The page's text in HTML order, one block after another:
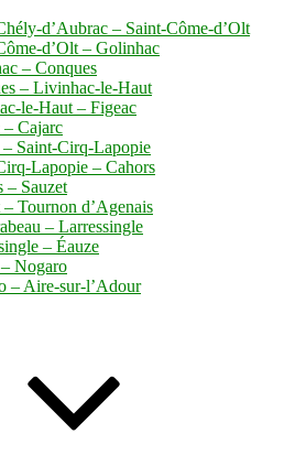
d’Aubrac – Saint-Côme-d’Olt
d’Olt – Golinhac
– Conques
– Livinhac-le-Haut
le-Haut – Figeac
– Cajarc
– Saint-Cirq-Lapopie
Lapopie – Cahors
– Sauzet
– Tournon d’Agenais
– Larressingle
– Éauze
Nogaro
– Aire-sur-l’Adour